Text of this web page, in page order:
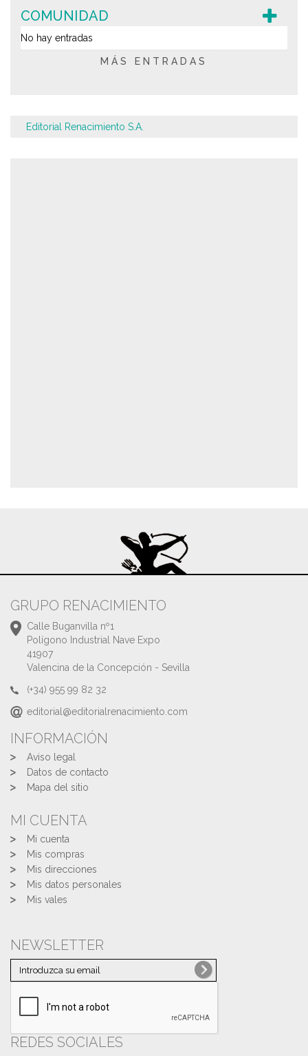
COMUNIDAD
No hay entradas
MÁS ENTRADAS
Editorial Renacimiento S.A.
GRUPO RENACIMIENTO
Calle Buganvilla nº1
Polígono Industrial Nave Expo
41907
Valencina de la Concepción - Sevilla
(+34) 955 99 82 32
editorial@editorialrenacimiento.com
INFORMACIÓN
Aviso legal
Datos de contacto
Mapa del sitio
MI CUENTA
Mi cuenta
Mis compras
Mis direcciones
Mis datos personales
Mis vales
NEWSLETTER
REDES SOCIALES